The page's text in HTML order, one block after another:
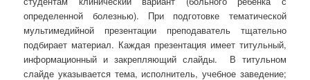
определенной болезнью). При подготовке тематической
мультимедийной презентации преподаватель тщательно
подбирает материал. Каждая презентация имеет титульный,
информационный и закрепляющий слайды. В титульном
слайде указывается тема, исполнитель, учебное заведение;